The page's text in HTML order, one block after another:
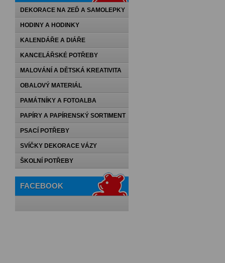
DEKORACE NA ZEĎ A SAMOLEPKY
HODINY A HODINKY
KALENDÁŘE A DIÁŘE
KANCELÁŘSKÉ POTŘEBY
MALOVÁNÍ A DĚTSKÁ KREATIVITA
OBALOVÝ MATERIÁL
PAMÁTNÍKY A FOTOALBA
PAPÍRY A PAPÍRENSKÝ SORTIMENT
PSACÍ POTŘEBY
SVÍČKY DEKORACE VÁZY
ŠKOLNÍ POTŘEBY
FACEBOOK